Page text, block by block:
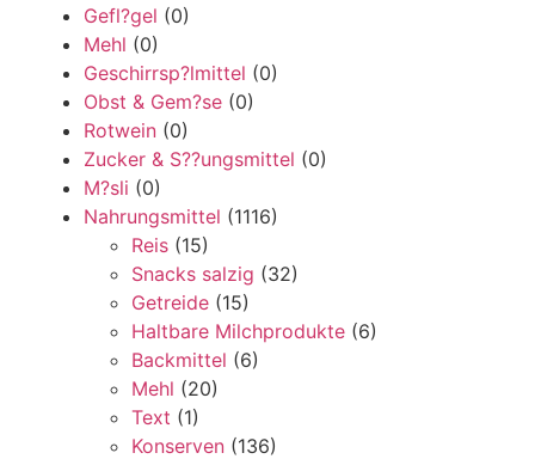
Gefl?gel (0)
Mehl (0)
Geschirrsp?lmittel (0)
Obst & Gem?se (0)
Rotwein (0)
Zucker & S??ungsmittel (0)
M?sli (0)
Nahrungsmittel (1116)
Reis (15)
Snacks salzig (32)
Getreide (15)
Haltbare Milchprodukte (6)
Backmittel (6)
Mehl (20)
Text (1)
Konserven (136)